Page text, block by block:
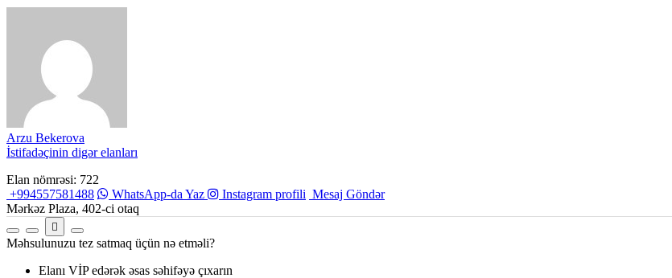
Arzu Bekerova
İstifadəçinin digər elanları
Elan nömrəsi: 722
+994557581488
WhatsApp-da Yaz Instagram profili Mesaj Göndər
Mərkəz Plaza, 402-ci otaq
Məhsulunuzu tez satmaq üçün nə etməli?
Elanı VİP edərək əsas səhifəyə çıxarın